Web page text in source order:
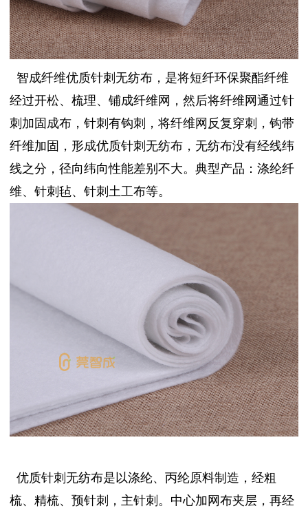
智成纤维优质针刺无纺布，是将短纤环保聚酯纤维
经过开松、梳理、铺成纤维网，然后将纤维网通过针
刺加固成布，针刺有钩刺，将纤维网反复穿刺，钩带
纤维加固，形成优质针刺无纺布，无纺布没有经线纬
线之分，径向纬向性能差别不大。典型产品：涤纶纤
维、针刺毡、针刺土工布等。
优质针刺无纺布是以涤纶、丙纶原料制造，经粗
梳、精梳、预针刺，主针刺。中心加网布夹层，再经